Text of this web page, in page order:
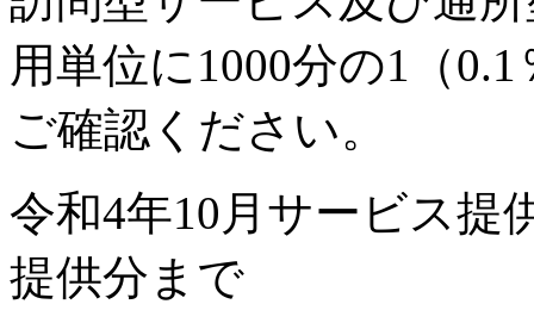
用単位に1000分の1（
ご確認ください。
令和4年10月サービス提
提供分まで